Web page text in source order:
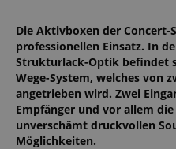
Die Aktivboxen der
professionellen Einsatz. In
Strukturlack-Optik befindet
Wege-System, welches von
angetrieben wird. Zwei
Empfänger und vor allem
unverschämt druckvollen
Möglichkeiten.